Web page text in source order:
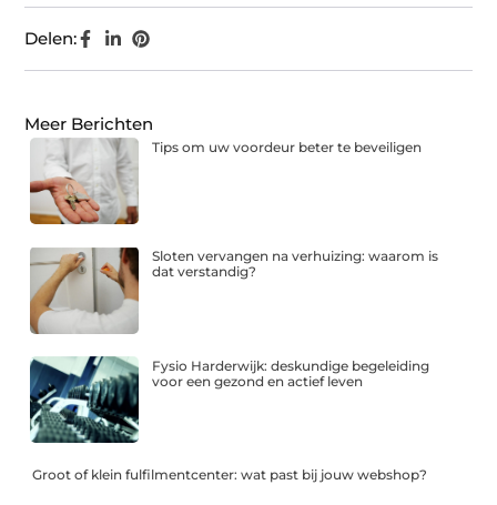
Delen:
Meer Berichten
Tips om uw voordeur beter te beveiligen
Sloten vervangen na verhuizing: waarom is
dat verstandig?
Fysio Harderwijk: deskundige begeleiding
voor een gezond en actief leven
Groot of klein fulfilmentcenter: wat past bij jouw webshop?